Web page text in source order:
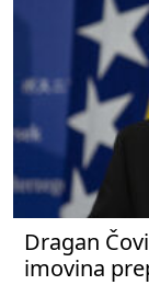
Dragan
imovina